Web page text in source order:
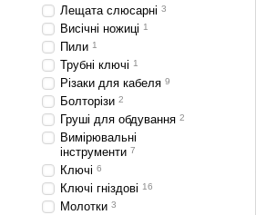
Лещата слюсарні 3
Висічні ножиці 1
Пили 1
Трубні ключі 1
Різаки для кабеля 9
Болторізи 2
Груші для обдування 2
Вимірювальні
інструменти 7
Ключі 6
Ключі гніздові 16
Молотки 3